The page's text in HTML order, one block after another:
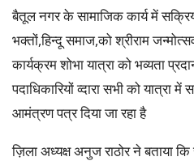
बैतूल नगर के सामाजिक कार्य में
भक्तों,हिन्दू समाज,को श्रीराम
कार्यक्रम शोभा यात्रा को भव्यता
पदाधिकारियों व्दारा सभी को यात्रा
आमंत्रण पत्र दिया जा रहा है
ज़िला अध्यक्ष अनुज राठोर ने बताया कि